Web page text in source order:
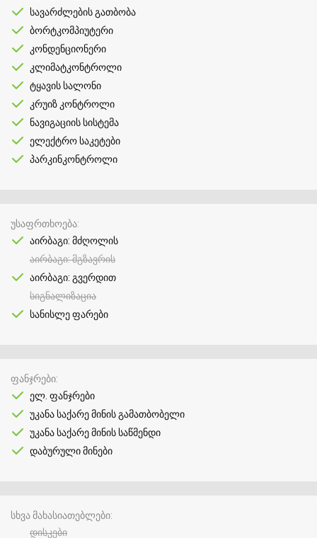
სავარძლების გათბობა
ბორტკომპიუტერი
კონდენციონერი
კლიმატკონტროლი
ტყავის სალონი
კრუიზ კონტროლი
ნავიგაციის სისტემა
ელექტრო საკეტები
პარკინკონტროლი
უსაფრთხოება
აირბაგი: მძღოლის
აირბაგი: მგზავრის
აირბაგი: გვერდით
სიგნალიზაცია
სანისლე ფარები
ფანჯრები
ელ. ფანჯრები
უკანა საქარე მინის გამათბობელი
უკანა საქარე მინის საწმენდი
დაბურული მინები
სხვა მახასიათებლები
დისკები